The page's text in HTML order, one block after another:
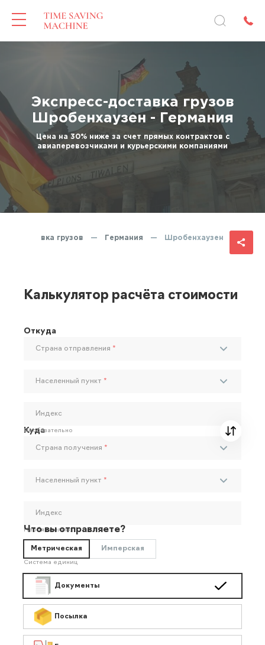
Экспресс-доставка грузов
Шробенхаузен - Германия
Цена на 30% ниже за счет прямых контрактов с
авиаперевозчиками и курьерскими компаниями
доставка грузов — Германия — Шробенхаузен
Калькулятор расчёта стоимости
Откуда
Страна отправления *
Населенный пункт *
Индекс
Необязательно
Куда
Страна получения *
Населенный пункт *
Индекс
Необязательно
Что вы отправляете?
Метрическая Имперская
Система единиц
Документы
Посылка